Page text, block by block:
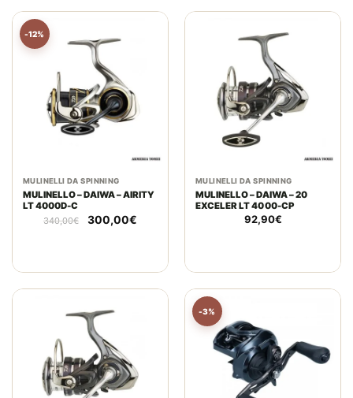
-12%
MULINELLI DA SPINNING
MULINELLO – DAIWA – AIRITY
LT 4000D-C
340,00€
Il
prezzo
300,00€
300,00€.
MULINELLI DA SPINNING
MULINELLO – DAIWA – 20
EXCELER LT 4000-CP
92,90€
-3%